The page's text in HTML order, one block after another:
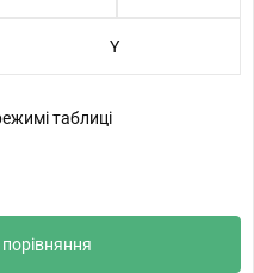
Y
таблиці